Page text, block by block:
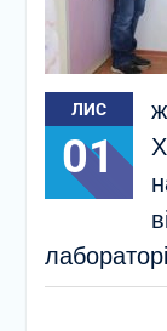
ЛИС
01